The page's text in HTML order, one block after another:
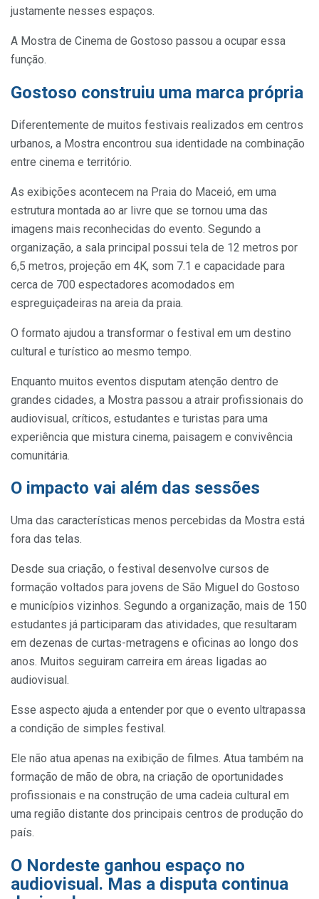
justamente nesses espaços.
A Mostra de Cinema de Gostoso passou a ocupar essa
função.
Gostoso construiu uma marca própria
Diferentemente de muitos festivais realizados em centros
urbanos, a Mostra encontrou sua identidade na combinação
entre cinema e território.
As exibições acontecem na Praia do Maceió, em uma
estrutura montada ao ar livre que se tornou uma das
imagens mais reconhecidas do evento. Segundo a
organização, a sala principal possui tela de 12 metros por
6,5 metros, projeção em 4K, som 7.1 e capacidade para
cerca de 700 espectadores acomodados em
espreguiçadeiras na areia da praia.
O formato ajudou a transformar o festival em um destino
cultural e turístico ao mesmo tempo.
Enquanto muitos eventos disputam atenção dentro de
grandes cidades, a Mostra passou a atrair profissionais do
audiovisual, críticos, estudantes e turistas para uma
experiência que mistura cinema, paisagem e convivência
comunitária.
O impacto vai além das sessões
Uma das características menos percebidas da Mostra está
fora das telas.
Desde sua criação, o festival desenvolve cursos de
formação voltados para jovens de São Miguel do Gostoso
e municípios vizinhos. Segundo a organização, mais de 150
estudantes já participaram das atividades, que resultaram
em dezenas de curtas-metragens e oficinas ao longo dos
anos. Muitos seguiram carreira em áreas ligadas ao
audiovisual.
Esse aspecto ajuda a entender por que o evento ultrapassa
a condição de simples festival.
Ele não atua apenas na exibição de filmes. Atua também na
formação de mão de obra, na criação de oportunidades
profissionais e na construção de uma cadeia cultural em
uma região distante dos principais centros de produção do
país.
O Nordeste ganhou espaço no
audiovisual. Mas a disputa continua